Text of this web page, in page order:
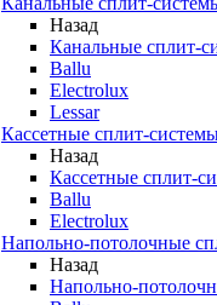
Назад
Канальные сплит-
Ballu
Electrolux
Lessar
Кассетные сплит-
Назад
Кассетные сплит-
Ballu
Electrolux
Напольно-потолочные
Назад
Напольно-